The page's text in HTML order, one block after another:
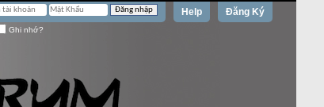
Đăng Ký
Help
Ghi nhớ?